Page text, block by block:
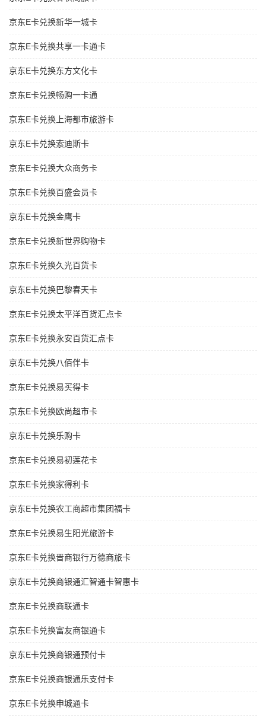
京东E卡兑换新华一城卡
京东E卡兑换共享一卡通卡
京东E卡兑换东方文化卡
京东E卡兑换畅购一卡通
京东E卡兑换上海都市旅游卡
京东E卡兑换索迪斯卡
京东E卡兑换大众商务卡
京东E卡兑换百盛会员卡
京东E卡兑换金鹰卡
京东E卡兑换新世界购物卡
京东E卡兑换久光百货卡
京东E卡兑换巴黎春天卡
京东E卡兑换太平洋百货汇点卡
京东E卡兑换永安百货汇点卡
京东E卡兑换八佰伴卡
京东E卡兑换易买得卡
京东E卡兑换欧尚超市卡
京东E卡兑换乐购卡
京东E卡兑换易初莲花卡
京东E卡兑换家得利卡
京东E卡兑换农工商超市集团福卡
京东E卡兑换易生阳光旅游卡
京东E卡兑换晋商银行万德商旅卡
京东E卡兑换商银通汇智通卡智惠卡
京东E卡兑换商联通卡
京东E卡兑换富友商银通卡
京东E卡兑换商银通预付卡
京东E卡兑换商银通乐支付卡
京东E卡兑换申城通卡